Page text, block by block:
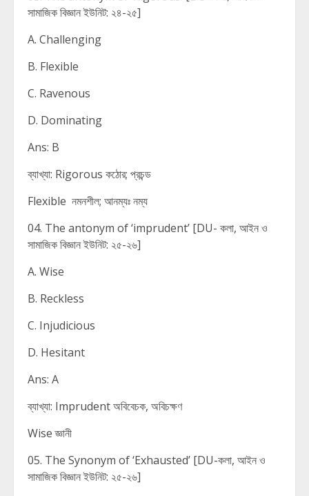
সামাজিক বিজ্ঞান ইউনিট: ২৪-২৫]
A. Challenging
B. Flexible
C. Ravenous
D. Dominating
Ans: B
ব্যাখ্যা: Rigorous কঠোর; প্রচন্ড
Flexible নমনশীল; আনম্যঃ নম্য
04. The antonym of ‘imprudent’ [DU- কলা, আইন ও
সামাজিক বিজ্ঞান ইউনিট: ২৫-২৬]
A. Wise
B. Reckless
C. Injudicious
D. Hesitant
Ans: A
ব্যাখ্যা: Imprudent অবিবেচক, অবিচক্ষণ
Wise জ্ঞানী
05. The Synonym of ‘Exhausted’ [DU-কলা, আইন ও
সামাজিক বিজ্ঞান ইউনিট: ২৫-২৬]